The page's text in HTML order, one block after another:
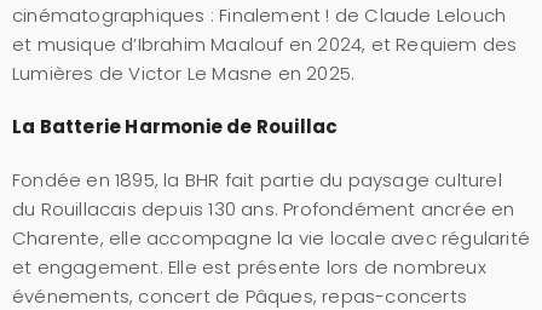
cinématographiques : Finalement ! de Claude Lelouch
et musique d’Ibrahim Maalouf en 2024, et Requiem des
Lumières de Victor Le Masne en 2025.
La Batterie Harmonie de Rouillac
Fondée en 1895, la BHR fait partie du paysage culturel
du Rouillacais depuis 130 ans. Profondément ancrée en
Charente, elle accompagne la vie locale avec régularité
et engagement. Elle est présente lors de nombreux
événements, concert de Pâques, repas-concerts